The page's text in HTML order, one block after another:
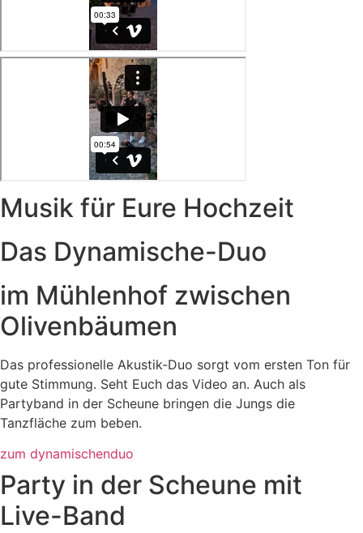
Musik für Eure Hochzeit
Das Dynamische-Duo
im Mühlenhof zwischen
Olivenbäumen
Das professionelle Akustik-Duo sorgt vom ersten Ton für
gute Stimmung. Seht Euch das Video an. Auch als
Partyband in der Scheune bringen die Jungs die
Tanzfläche zum beben.
zum dynamischenduo
Party in der Scheune mit
Live-Band